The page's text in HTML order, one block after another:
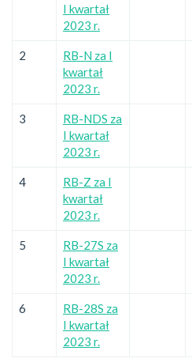
I kwartał
2023 r.
2
RB-N za I
kwartał
2023 r.
3
RB-NDS za
I kwartał
2023 r.
4
RB-Z za I
kwartał
2023 r.
5
RB-27S za
I kwartał
2023 r.
6
RB-28S za
I kwartał
2023 r.